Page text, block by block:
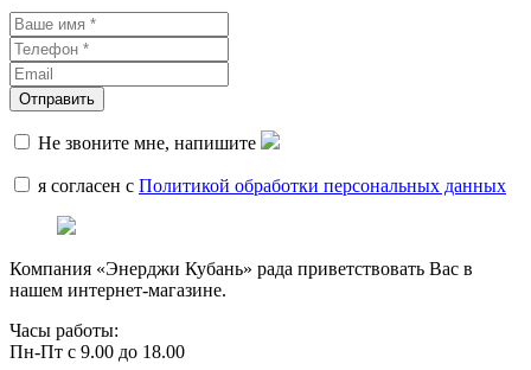
Не звоните мне, напишите
я согласен с Политикой обработки персональных данных
Компания «Энерджи Кубань» рада приветствовать Вас в
нашем интернет-магазине.
Часы работы:
Пн-Пт с 9.00 до 18.00